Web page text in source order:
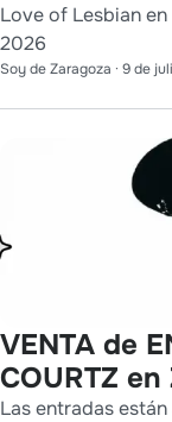
Love of Lesbian
2026
Soy de Zaragoza · 9 de
VENTA de
COURTZ
Las entradas